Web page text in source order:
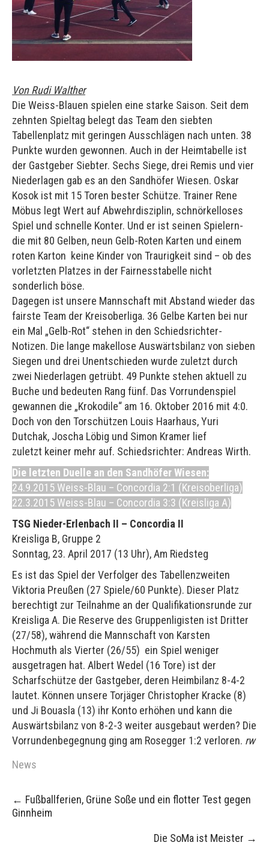
Von Rudi Walther
Die Weiss-Blauen spielen eine starke Saison. Seit dem
zehnten Spieltag belegt das Team den siebten
Tabellenplatz mit geringen Ausschlägen nach unten. 38
Punkte wurden gewonnen. Auch in der Heimtabelle ist
der Gastgeber Siebter. Sechs Siege, drei Remis und vier
Niederlagen gab es an den Sandhöfer Wiesen. Oskar
Kosok ist mit 15 Toren bester Schütze. Trainer Rene
Möbus legt Wert auf Abwehrdisziplin, schnörkelloses
Spiel und schnelle Konter. Und er ist seinen Spielern-
die mit 80 Gelben, neun Gelb-Roten Karten und einem
roten Karton keine Kinder von Traurigkeit sind – ob des
vorletzten Platzes in der Fairnesstabelle nicht
sonderlich böse.
Dagegen ist unsere Mannschaft mit Abstand wieder das
fairste Team der Kreisoberliga. 36 Gelbe Karten bei nur
ein Mal „Gelb-Rot“ stehen in den Schiedsrichter-
Notizen. Die lange makellose Auswärtsbilanz von sieben
Siegen und drei Unentschieden wurde zuletzt durch
zwei Niederlagen getrübt. 49 Punkte stehen aktuell zu
Buche und bedeuten Rang fünf. Das Vorrundenspiel
gewannen die „Krokodile“ am 16. Oktober 2016 mit 4:0.
Doch von den Torschützen Louis Haarhaus, Yuri
Dutchak, Joscha Löbig und Simon Kramer lief
zuletzt keiner mehr auf. Schiedsrichter: Andreas Wirth.
Die letzten Duelle an den Sandhöfer Wiesen:
24.9.2015 Weiss-Blau – Concordia 2:1 (Kreisoberliga)
22.3.2015 Weiss-Blau – Concordia 3:3 (Kreisliga A)
TSG Nieder-Erlenbach II – Concordia II
Kreisliga B, Gruppe 2
Sonntag, 23. April 2017 (13 Uhr), Am Riedsteg
Es ist das Spiel der Verfolger des Tabellenzweiten
Viktoria Preußen (27 Spiele/60 Punkte). Dieser Platz
berechtigt zur Teilnahme an der Qualifikationsrunde zur
Kreisliga A. Die Reserve des Gruppenligisten ist Dritter
(27/58), während die Mannschaft von Karsten
Hochmuth als Vierter (26/55) ein Spiel weniger
ausgetragen hat. Albert Wedel (16 Tore) ist der
Scharfschütze der Gastgeber, deren Heimbilanz 8-4-2
lautet. Können unsere Torjäger Christopher Kracke (8)
und Ji Bouasla (13) ihr Konto erhöhen und kann die
Auswärtsbilanz von 8-2-3 weiter ausgebaut werden? Die
Vorrundenbegegnung ging am Rosegger 1:2 verloren. rw
News
Post
navigation
← Fußballferien, Grüne Soße und ein flotter Test gegen
Ginnheim
Die SoMa ist Meister →